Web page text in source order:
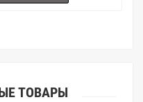
улучшить работу с
ТОВАРЫ